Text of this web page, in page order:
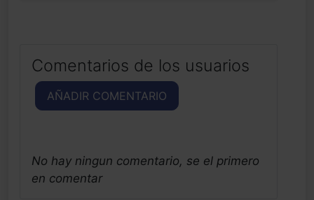
Comentarios de los usuarios
AÑADIR COMENTARIO
No hay ningun comentario, se el primero
en comentar